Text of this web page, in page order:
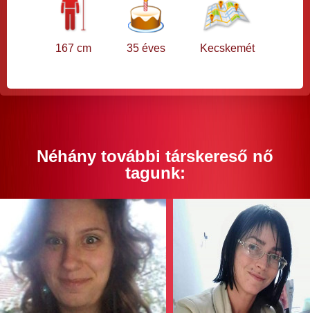
167 cm 35 éves Kecskemét
Néhány további társkereső nő
tagunk: